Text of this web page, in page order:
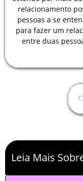
relacionamento
pessoas a se
para fazer um
entre duas
Leia Mais